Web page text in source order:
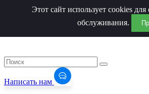
Написать нам
Этот сайт использует cookies
обслуживания.